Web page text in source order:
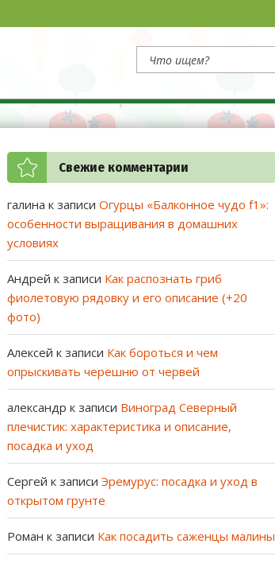
Свежие комментарии
галина к записи Огурцы «Балконное чудо f1»:
особенности выращивания в домашних
условиях
Андрей к записи Как распознать гриб
фиолетовую рядовку и его описание (+20
фото)
Алексей к записи Как бороться и чем
опрыскивать черешню от червей
александр к записи Виноград Северный
плечистик: характеристика и описание,
посадка и уход
Сергей к записи Эремурус: посадка и уход в
открытом грунте
Роман к записи Как посадить саженцы малины